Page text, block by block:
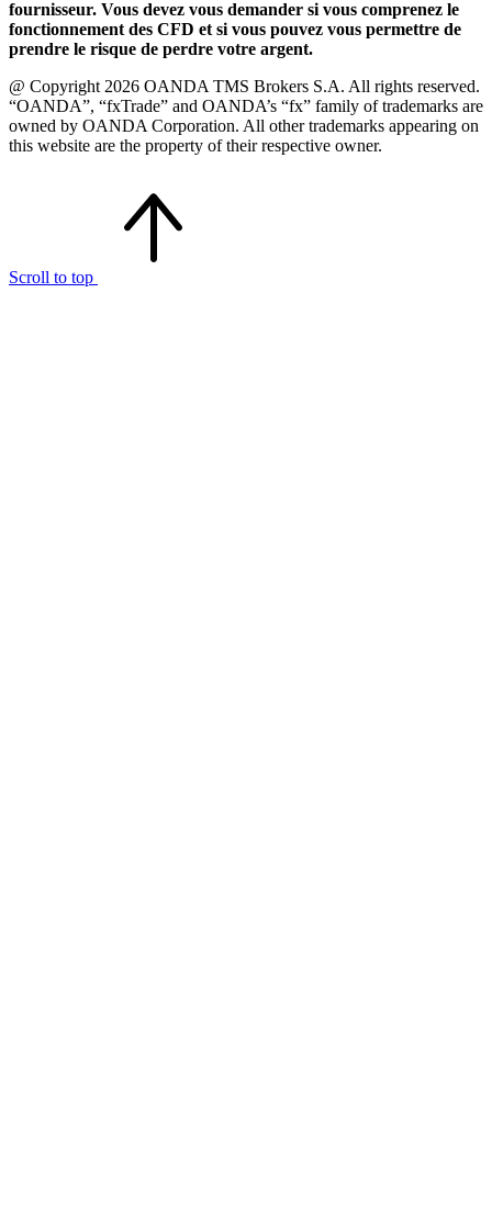
fournisseur. Vous devez vous demander si vous comprenez le
fonctionnement des CFD et si vous pouvez vous permettre de
prendre le risque de perdre votre argent.
@ Copyright 2026 OANDA TMS Brokers S.A. All rights reserved.
“OANDA”, “fxTrade” and OANDA’s “fx” family of trademarks are
owned by OANDA Corporation. All other trademarks appearing on
this website are the property of their respective owner.
Scroll to top